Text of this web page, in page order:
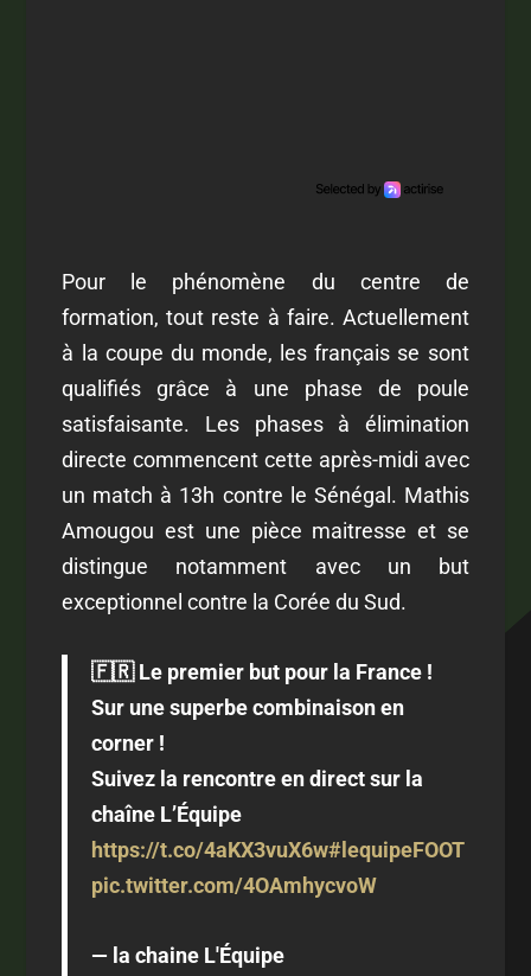
Pour le phénomène du centre de
formation, tout reste à faire. Actuellement
à la coupe du monde, les français se sont
qualifiés grâce à une phase de poule
satisfaisante. Les phases à élimination
directe commencent cette après-midi avec
un match à 13h contre le Sénégal. Mathis
Amougou est une pièce maitresse et se
distingue notamment avec un but
exceptionnel contre la Corée du Sud.
🇫🇷 Le premier but pour la France !
Sur une superbe combinaison en
corner !
Suivez la rencontre en direct sur la
chaîne L’Équipe
https://t.co/4aKX3vuX6w#lequipeFOOT
pic.twitter.com/4OAmhycvoW
— la chaine L'Équipe